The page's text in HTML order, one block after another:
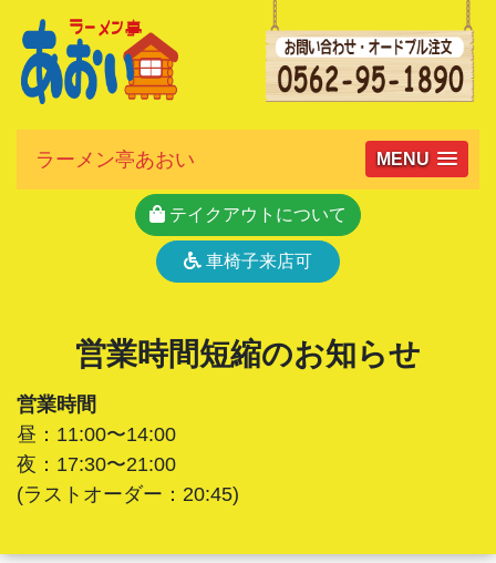
ラーメン亭あおい MENU
テイクアウトについて
車椅子来店可
営業時間短縮のお知らせ
営業時間
昼：11:00〜14:00
夜：17:30〜21:00
(ラストオーダー：20:45)